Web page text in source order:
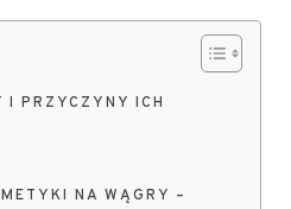
I PRZYCZYNY ICH
NA WĄGRY –